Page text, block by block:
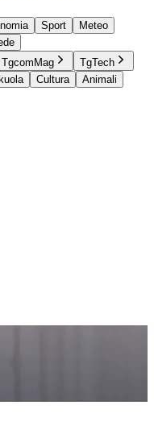
Sport
Meteo
TgcomMag
TgTech
Cultura
Animali